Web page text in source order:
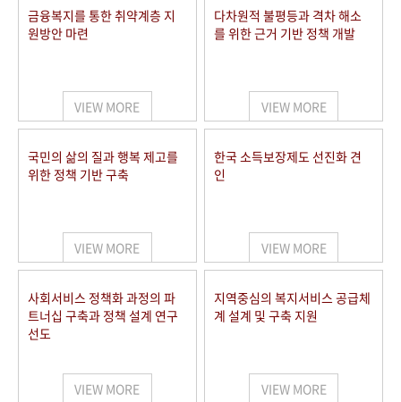
금융복지를 통한 취약계층 지
원방안 마련
VIEW MORE
다차원적 불평등과 격차 해소
를 위한 근거 기반 정책 개발
VIEW MORE
국민의 삶의 질과 행복 제고를
위한 정책 기반 구축
VIEW MORE
한국 소득보장제도 선진화 견
인
VIEW MORE
사회서비스 정책화 과정의 파
트너십 구축과 정책 설계 연구
선도
VIEW MORE
지역중심의 복지서비스 공급체
계 설계 및 구축 지원
VIEW MORE